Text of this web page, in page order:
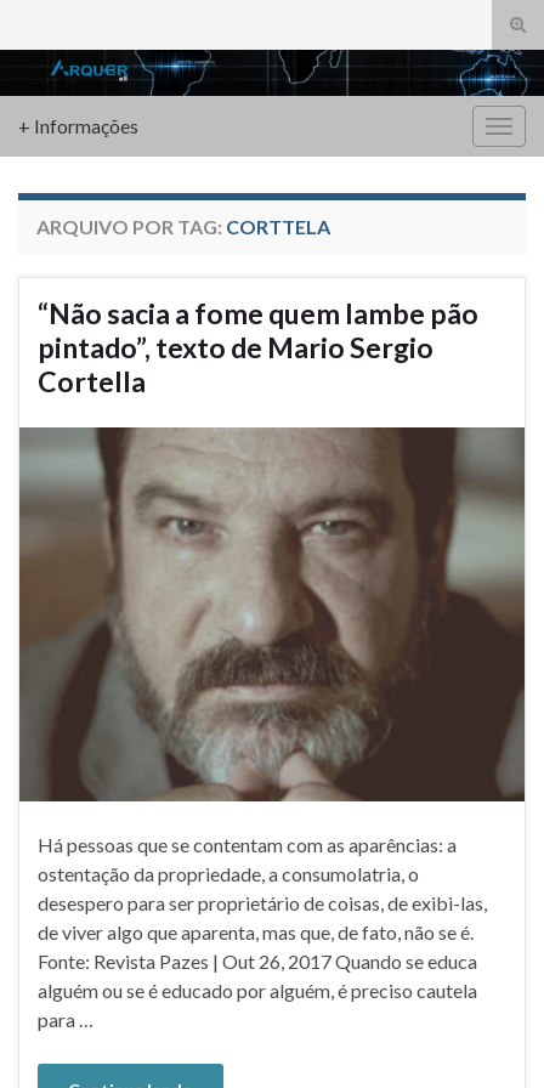
de
Search for:
+ Informações
ARQUIVO POR TAG: CORTTELA
“Não sacia a fome quem lambe pão
pintado”, texto de Mario Sergio
Cortella
Há pessoas que se contentam com as aparências: a
ostentação da propriedade, a consumolatria, o
desespero para ser proprietário de coisas, de exibi-las,
de viver algo que aparenta, mas que, de fato, não se é.
Fonte: Revista Pazes | Out 26, 2017 Quando se educa
alguém ou se é educado por alguém, é preciso cautela
para …